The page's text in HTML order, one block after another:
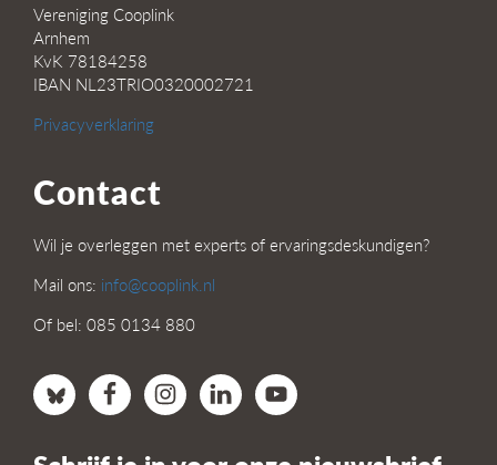
Vereniging Cooplink
Arnhem
KvK 78184258
IBAN NL23TRIO0320002721
Privacyverklaring
Contact
Wil je overleggen met experts of ervaringsdeskundigen?
Mail ons: info@cooplink.nl
Of bel: 085 0134 880